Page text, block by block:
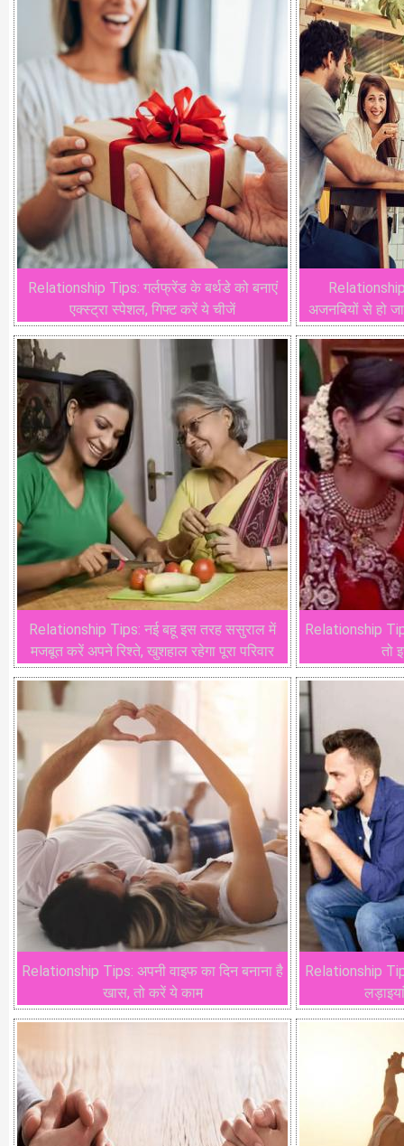
Relationship Tips: गर्लफ्रेंड के बर्थडे को बनाएं
एक्स्ट्रा स्पेशल, गिफ्ट करें ये चीजें
अजनबियों से हो
Relationship Tips: नई बहू इस तरह ससुराल में
मजबूत करें अपने रिश्ते, खुशहाल रहेगा पूरा परिवार
Relationship
तो
Relationship Tips: अपनी वाइफ का दिन बनाना है
खास, तो करें ये काम
Relationship